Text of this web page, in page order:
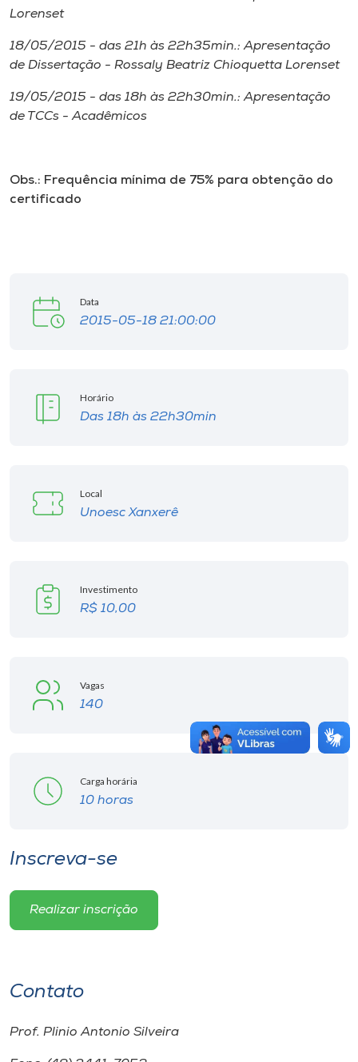
Unoesc
Store
Lorenset
18/05/2015 - das 21h às 22h35min.: Apresentação
de Dissertação - Rossaly Beatriz Chioquetta Lorenset
19/05/2015 - das 18h às 22h30min.: Apresentação
de TCCs - Acadêmicos
Obs.: Frequência mínima de 75% para obtenção do
certificado
Data
2015-05-18 21:00:00
Horário
Das 18h às 22h30min
Local
Unoesc Xanxerê
Investimento
R$ 10,00
Vagas
140
Carga horária
10 horas
Inscreva-se
Realizar inscrição
Contato
Prof. Plinio Antonio Silveira